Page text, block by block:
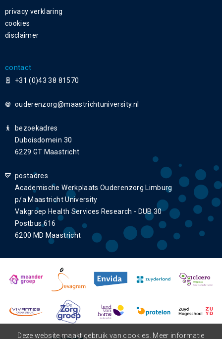
privacy verklaring
cookies
disclaimer
contact
+31 (0)43 38 81570
ouderenzorg
bezoekadres
Duboisdomein 30
6229 GT Maastricht
postadres
Academische Werkplaats Ouderenzorg Limburg
p/a Maastricht University
Vakgroep Health Services Research - DUB 30
Postbus 616
6200 MD Maastricht
Deze website maakt gebruik van cookies. Meer informatie